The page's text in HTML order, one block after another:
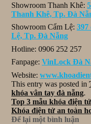
Showroom Thanh Khê:
Thanh Khê, Tp. Đà
Showroom Cẩm Lệ: 397
Lệ, Tp. Đà Nẵng
Hotline: 0906 252 257
Fanpage: VinLock Đà
Website:
This entry was posted in
khóa vân tay đà nẵng.
Top 3 mẫu khóa điện
Khóa điện tử an toàn
Để lại một bình luận